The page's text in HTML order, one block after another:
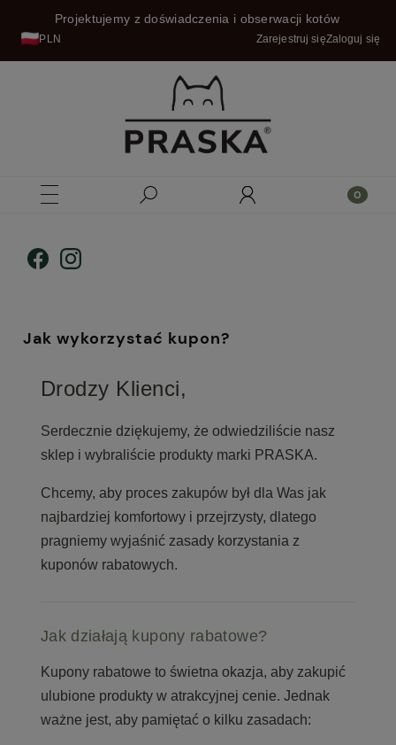
PLN
Projektujemy z doświadczenia i obserwacji kotów
Zarejestruj sięZaloguj się
Jak wykorzystać kupon?
Drodzy Klienci,
Serdecznie dziękujemy, że odwiedziliście nasz
sklep i wybraliście produkty marki PRASKA.
Chcemy, aby proces zakupów był dla Was jak
najbardziej komfortowy i przejrzysty, dlatego
pragniemy wyjaśnić zasady korzystania z
kuponów rabatowych.
Jak działają kupony rabatowe?
Kupony rabatowe to świetna okazja, aby zakupić
ulubione produkty w atrakcyjnej cenie. Jednak
ważne jest, aby pamiętać o kilku zasadach: